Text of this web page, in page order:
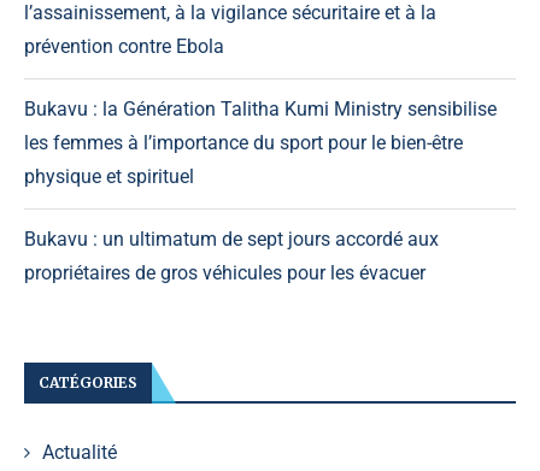
l’assainissement, à la vigilance sécuritaire et à la
prévention contre Ebola
Bukavu : la Génération Talitha Kumi Ministry sensibilise
les femmes à l’importance du sport pour le bien-être
physique et spirituel
Bukavu : un ultimatum de sept jours accordé aux
propriétaires de gros véhicules pour les évacuer
CATÉGORIES
Actualité